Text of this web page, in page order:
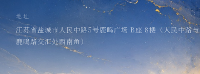
地址
江苏省盐城市人民中路5号鹿鸣广场 B座 8楼（人民中路与
鹿鸣路交汇处西南角）